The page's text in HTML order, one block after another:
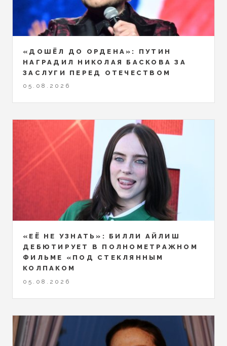
«ДОШЁЛ ДО ОРДЕНА»: ПУТИН
НАГРАДИЛ НИКОЛАЯ БАСКОВА ЗА
ЗАСЛУГИ ПЕРЕД ОТЕЧЕСТВОМ
05.08.2026
«ЕЁ НЕ УЗНАТЬ»: БИЛЛИ АЙЛИШ
ДЕБЮТИРУЕТ В ПОЛНОМЕТРАЖНОМ
ФИЛЬМЕ «ПОД СТЕКЛЯННЫМ
КОЛПАКОМ
05.08.2026